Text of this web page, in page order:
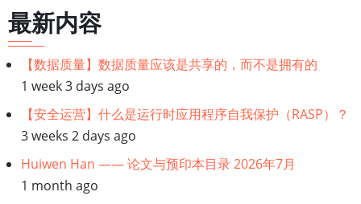
最新内容
【数据质量】数据质量应该是共享的，而不是拥有的
1 week 3 days ago
【安全运营】什么是运行时应用程序自我保护（RASP）？
3 weeks 2 days ago
Huiwen Han —— 论文与预印本目录 2026年7月
1 month ago